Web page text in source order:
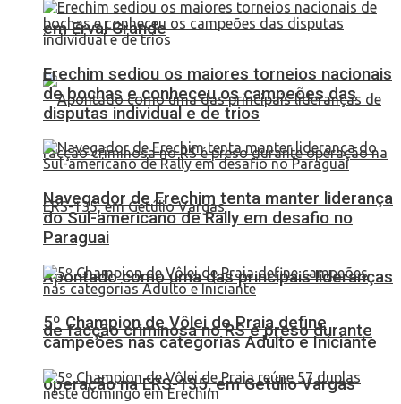
em Erval Grande
Apontado como uma das principais lideranças
de facção criminosa no RS é preso durante
operação na ERS-135, em Getúlio Vargas
Erechim sediou os maiores torneios nacionais
de bochas e conheceu os campeões das
disputas individual e de trios
Navegador de Erechim tenta manter liderança
do Sul-americano de Rally em desafio no
Paraguai
5º Champion de Vôlei de Praia define
campeões nas categorias Adulto e Iniciante